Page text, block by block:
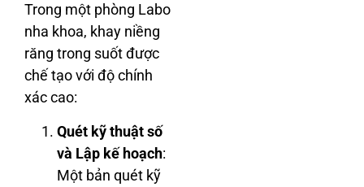
Trong một phòng Labo
nha khoa, khay niềng
răng trong suốt được
chế tạo với độ chính
xác cao:
Quét kỹ thuật số
và Lập kế hoạch:
Một bản quét kỹ